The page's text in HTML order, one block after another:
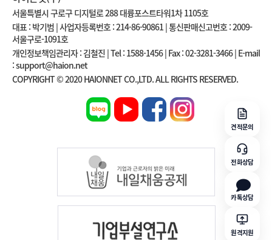
서울특별시 구로구 디지털로 288 대륭포스트타워1차 1105호
대표 : 박기범 | 사업자등록번호 : 214-86-90861 | 통신판매신고번호 : 2009-
서울구로-1091호
개인정보책임관리자 : 김철진 | Tel : 1588-1456 | Fax : 02-3281-3466 | E-mail
: support@haion.net
COPYRIGHT © 2020 HAIONNET CO.,LTD. ALL RIGHTS RESERVED.
견적문의
전화상담
카톡상담
원격지원